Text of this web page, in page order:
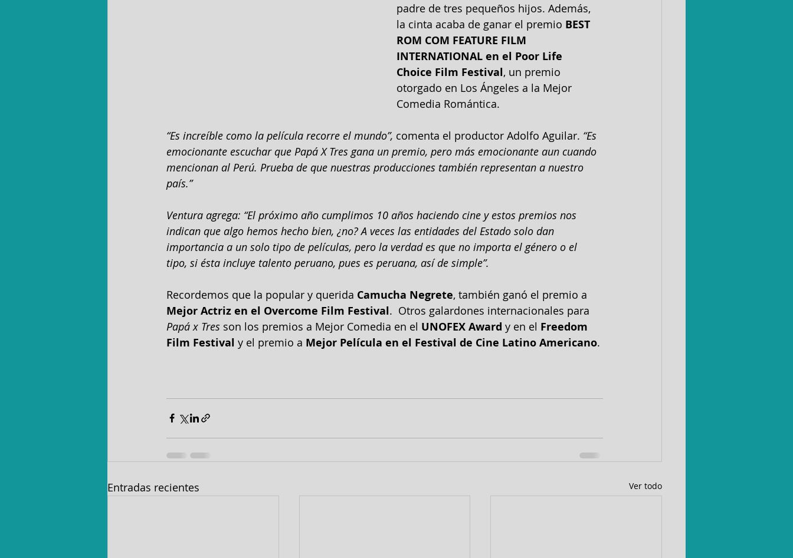
padre de tres pequeños hijos. Además,
la cinta acaba de ganar el premio BEST
ROM COM FEATURE FILM
INTERNATIONAL en el Poor Life
Choice Film Festival, un premio
otorgado en Los Ángeles a la Mejor
Comedia Romántica.
“Es increíble como la película recorre el mundo”, comenta el productor Adolfo Aguilar. “Es
emocionante escuchar que Papá X Tres gana un premio, pero más emocionante aun cuando
mencionan al Perú. Prueba de que nuestras producciones también representan a nuestro
país.”
Ventura agrega: “El próximo año cumplimos 10 años haciendo cine y estos premios nos
indican que algo hemos hecho bien, ¿no? A veces las entidades del Estado solo dan
importancia a un solo tipo de películas, pero la verdad es que no importa el género o el
tipo, si ésta incluye talento peruano, pues es peruana, así de simple”.
Recordemos que la popular y querida Camucha Negrete, también ganó el premio a
Mejor Actriz en el Overcome Film Festival.  Otros galardones internacionales para
Papá x Tres son los premios a Mejor Comedia en el UNOFEX Award y en el Freedom
Film Festival y el premio a Mejor Película en el Festival de Cine Latino Americano.
Entradas recientes Ver todo